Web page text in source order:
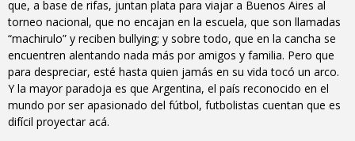
que, a base de rifas, juntan plata para viajar a Buenos Aires al
torneo nacional, que no encajan en la escuela, que son llamadas
“machirulo” y reciben bullying; y sobre todo, que en la cancha se
encuentren alentando nada más por amigos y familia. Pero que
para despreciar, esté hasta quien jamás en su vida tocó un arco.
Y la mayor paradoja es que Argentina, el país reconocido en el
mundo por ser apasionado del fútbol, futbolistas cuentan que es
difícil proyectar acá.